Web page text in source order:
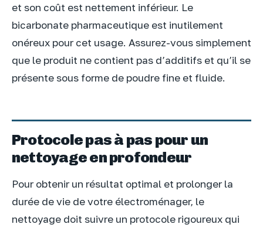
et son coût est nettement inférieur. Le
bicarbonate pharmaceutique est inutilement
onéreux pour cet usage. Assurez-vous simplement
que le produit ne contient pas d’additifs et qu’il se
présente sous forme de poudre fine et fluide.
Protocole pas à pas pour un
nettoyage en profondeur
Pour obtenir un résultat optimal et prolonger la
durée de vie de votre électroménager, le
nettoyage doit suivre un protocole rigoureux qui